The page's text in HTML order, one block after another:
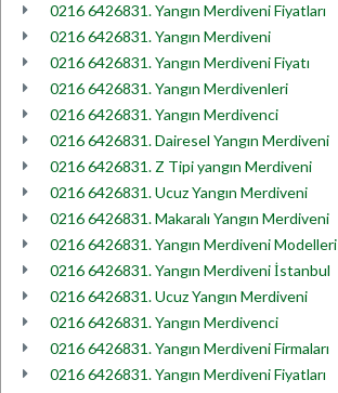
0216 6426831. Yangın Merdiveni Fiyatları
0216 6426831. Yangın Merdiveni
0216 6426831. Yangın Merdiveni Fiyatı
0216 6426831. Yangın Merdivenleri
0216 6426831. Yangın Merdivenci
0216 6426831. Dairesel Yangın Merdiveni
0216 6426831. Z Tipi yangın Merdiveni
0216 6426831. Ucuz Yangın Merdiveni
0216 6426831. Makaralı Yangın Merdiveni
0216 6426831. Yangın Merdiveni Modelleri
0216 6426831. Yangın Merdiveni İstanbul
0216 6426831. Ucuz Yangın Merdiveni
0216 6426831. Yangın Merdivenci
0216 6426831. Yangın Merdiveni Firmaları
0216 6426831. Yangın Merdiveni Fiyatları